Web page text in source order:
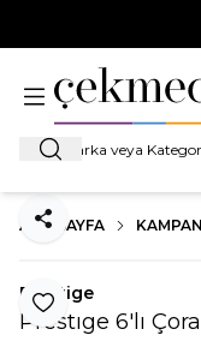
Ara
ANA SAYFA
Favoriye Ekle
Paylaş
Prestige
Prestıge 6'lı